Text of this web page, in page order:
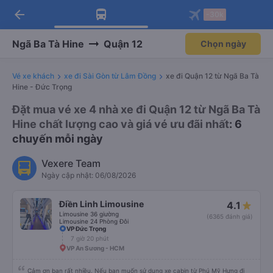
Tải app Vexere ngay!
Nhận ưu đãi thành viên độc
Mở app
Tải app Vexere
-30k/ghế khi đặt vé máy bay qua
Mở app
arrow_back
Ngã Ba Tà Hine Quận 12 Chọn ngày
Vé xe khách xe đi Sài Gòn từ Lâm Đồng
xe đi Quận 12 từ Ngã Ba Tà
Hine - Đức Trọng
Đặt mua vé xe 4 nhà xe đi Quận 12 từ Ngã Ba Tà
Hine chất lượng cao và giá vé ưu đãi nhất: 6
chuyến mỗi ngày
Vexere Team
Ngày cập nhật: 06/08/2026
Điền Linh Limousine
Limousine 36 giường
Limousine 24 Phòng Đôi
4.1
(6365 đánh giá)
VP Đức Trọng
7 giờ 20 phút
VP An Sương - HCM
Cảm ơn bạn rất nhiều. Nếu bạn muốn sử dụng xe cabin từ Phú Mỹ Hưng đi